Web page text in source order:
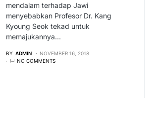
mendalam terhadap Jawi
menyebabkan Profesor Dr. Kang
Kyoung Seok tekad untuk
memajukannya…
BY ADMIN
NOVEMBER 16, 2018
NO COMMENTS